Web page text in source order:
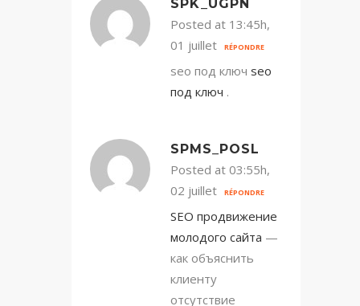
SPK_UGPN
Posted at 13:45h,
01 juillet
RÉPONDRE
seo под ключ seo
под ключ .
SPMS_POSL
Posted at 03:55h,
02 juillet
RÉPONDRE
SEO продвижение
молодого сайта —
как объяснить
клиенту
отсутствие